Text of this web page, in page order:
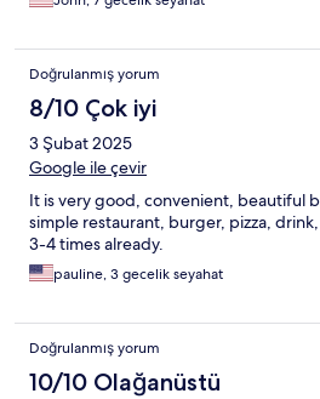
Doğrulanmış yorum
8/10 Çok iyi
3 Şubat 2025
Google ile çevir
It is very good, convenient, beautiful
simple restaurant, burger, pizza,
3-4 times already.
pauline, 3 gecelik seyahat
Doğrulanmış yorum
10/10 Olağanüstü